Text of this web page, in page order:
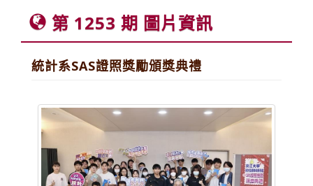
第 1253 期 圖片資訊
統計系SAS證照獎勵頒獎典禮